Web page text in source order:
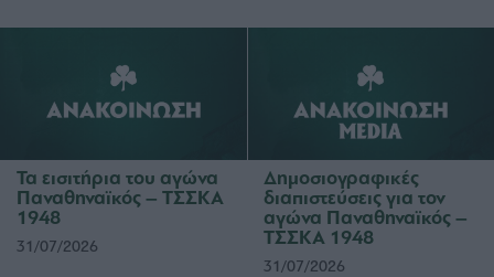
Τα εισιτήρια του αγώνα
Παναθηναϊκός – ΤΣΣΚΑ
1948
31/07/2026
Δημοσιογραφικές
διαπιστεύσεις για τον
αγώνα Παναθηναϊκός –
ΤΣΣΚΑ 1948
31/07/2026